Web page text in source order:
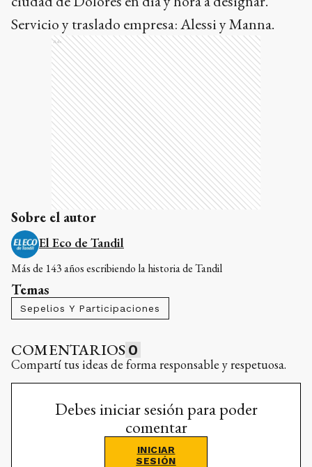
Servicio y traslado empresa: Alessi y Manna.
Ads
Sobre el autor
El Eco de Tandil
Más de 143 años escribiendo la historia de Tandil
Temas
Sepelios Y Participaciones
COMENTARIOS 0
Compartí tus ideas de forma responsable y respetuosa.
Debes iniciar sesión para poder
comentar
INICIAR
SESIÓN